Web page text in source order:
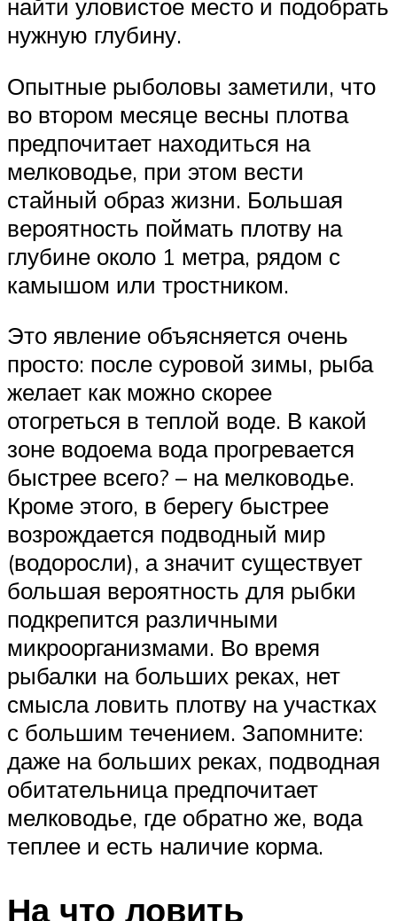
найти уловистое место и подобрать
нужную глубину.
Опытные рыболовы заметили, что
во втором месяце весны плотва
предпочитает находиться на
мелководье, при этом вести
стайный образ жизни. Большая
вероятность поймать плотву на
глубине около 1 метра, рядом с
камышом или тростником.
Это явление объясняется очень
просто: после суровой зимы, рыба
желает как можно скорее
отогреться в теплой воде. В какой
зоне водоема вода прогревается
быстрее всего? – на мелководье.
Кроме этого, в берегу быстрее
возрождается подводный мир
(водоросли), а значит существует
большая вероятность для рыбки
подкрепится различными
микроорганизмами. Во время
рыбалки на больших реках, нет
смысла ловить плотву на участках
с большим течением. Запомните:
даже на больших реках, подводная
обитательница предпочитает
мелководье, где обратно же, вода
теплее и есть наличие корма.
На что ловить